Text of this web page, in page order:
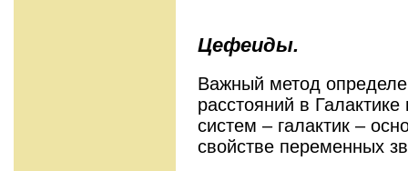
Цефеиды.
Важный метод
расстояний в
систем – галактик –
свойстве переменных